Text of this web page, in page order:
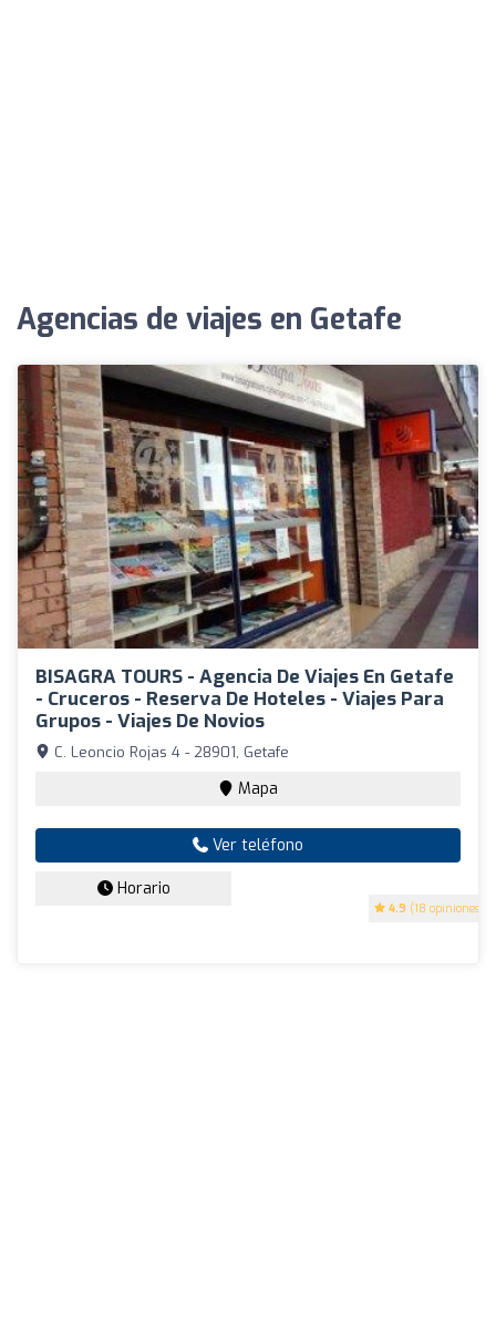
Agencias de viajes en Getafe
BISAGRA TOURS - Agencia De Viajes En Getafe
- Cruceros - Reserva De Hoteles - Viajes Para
Grupos - Viajes De Novios
4.9 (18 opiniones)
C. Leoncio Rojas 4 - 28901, Getafe
Mapa
Ver teléfono
Horario